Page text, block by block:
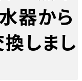
器から
しまし